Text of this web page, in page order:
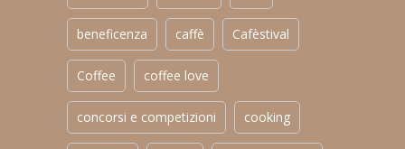
beneficenza caffè Cafèstival
Coffee coffee love
concorsi e competizioni cooking